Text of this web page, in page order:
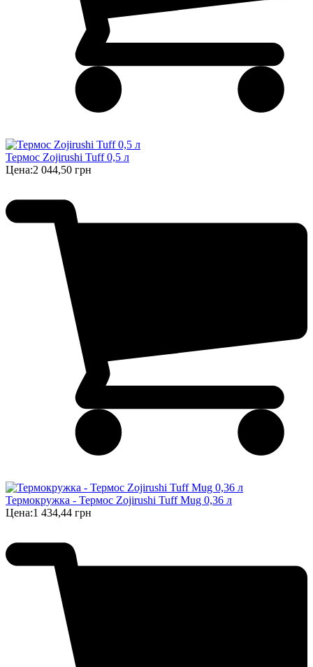
Термос Zojirushi Tuff 0,5 л
Цена:2 044,50 грн
Термокружка - Термос Zojirushi Tuff Mug 0,36 л
Цена:1 434,44 грн